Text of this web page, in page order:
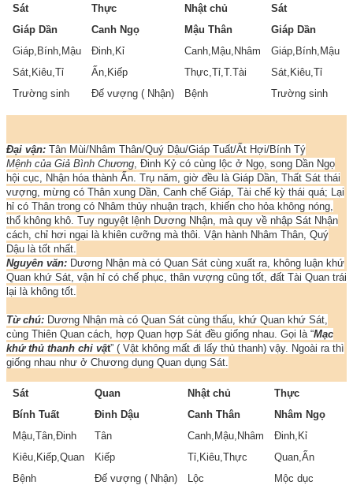
Sát Thực Nhật chủ
Sát
Giáp Dần
Canh Ngọ Mậu Thân
Giáp Dần
Giáp,Bính,Mậu
Đinh,Kỉ Canh,Mậu,Nhâm
Giáp,Bính,Mậu
Sát,Kiêu,Tỉ
Ấn,Kiếp Thực,Tỉ,T.Tài
Sát,Kiêu,Tỉ
Trường sinh
Đế vượng ( Nhận) Bệnh Trường sinh
Đại vận: Tân Mùi/Nhâm Thân/Quý Dậu/Giáp Tuất/Ất Hợi/Bính Tý
Mệnh của Giả Bình Chương, Đinh Kỷ có cùng lộc ở Ngọ, song Dần Ngọ
hội cục, Nhận hóa thành Ấn. Trụ năm, giờ đều là Giáp Dần, Thất Sát thái
vượng, mừng có Thân xung Dần, Canh chế Giáp, Tài chế kỳ thái quá; Lại
hỉ có Thân trong có Nhâm thủy nhuận trạch, khiến cho hỏa không nóng,
thổ không khô. Tuy nguyệt lệnh Dương Nhận, mà quy về nhập Sát Nhận
cách, chỉ hơi ngại là khiên cưỡng mà thôi. Vận hành Nhâm Thân, Quý
Dậu là tốt nhất.
Nguyên văn: Dương Nhận mà có Quan Sát cùng xuất ra, không luận khứ
Quan khứ Sát, vận hỉ có chế phục, thân vượng cũng tốt, đất Tài Quan trái
lại là không tốt.
Từ chú: Dương Nhận mà có Quan Sát cùng thấu, khứ Quan khứ Sát,
cùng Thiên Quan cách, hợp Quan hợp Sát đều giống nhau. Gọi là “Mạc
khứ thủ thanh chi vật” ( Vật không mất đi lấy thủ thanh) vậy. Ngoài ra thì
giống nhau như ở Chương dụng Quan dụng Sát.
Sát Quan Nhật chủ
Thực
Bính Tuất
Đinh Dậu Canh Thân
Nhâm Ngọ
Mậu,Tân,Đinh
Tân Canh,Mậu,Nhâm
Đinh,Kỉ
Kiêu,Kiếp,Quan
Kiếp Tỉ,Kiêu,Thực
Quan,Ấn
Bệnh
Đế vượng ( Nhận) Lộc Mộc dục